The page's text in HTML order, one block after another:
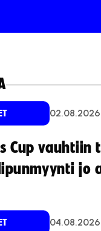
02.08.2026
Cup vauhtiin
jo
04.08.2026